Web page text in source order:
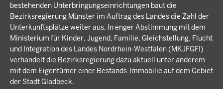
bestehenden Unterbringungseinrichtungen baut die
Bezirksregierung Münster im Auftrag des Landes die Zahl der
Unterkunftsplätze weiter aus. In enger Abstimmung mit dem
Ministerium für Kinder, Jugend, Familie, Gleichstellung, Flucht
und Integration des Landes Nordrhein-Westfalen (MKJFGFI)
verhandelt die Bezirksregierung dazu aktuell unter anderem
mit dem Eigentümer einer Bestands-Immobilie auf dem Gebiet
der Stadt Gladbeck.